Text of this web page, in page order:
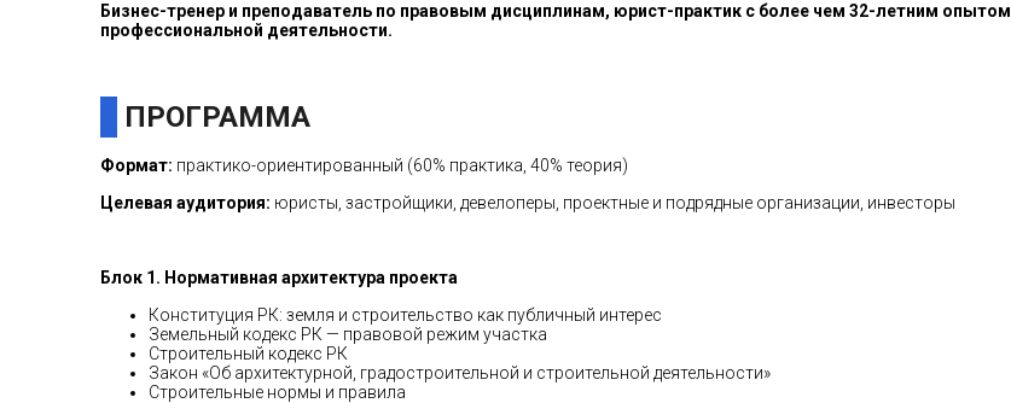
Бизнес-тренер и преподаватель по правовым дисциплинам, юрист-практик с более чем 32-летним опытом
профессиональной деятельности.
ПРОГРАММА
Формат: практико-ориентированный (60% практика, 40% теория)
Целевая аудитория: юристы, застройщики, девелоперы, проектные и подрядные организации, инвесторы
Блок 1. Нормативная архитектура проекта
Конституция РК: земля и строительство как публичный интерес
Земельный кодекс РК — правовой режим участка
Строительный кодекс РК
Закон «Об архитектурной, градостроительной и строительной деятельности»
Строительные нормы и правила